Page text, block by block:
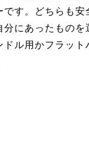
す。どちらも安
にあったものを
ル用かフラット